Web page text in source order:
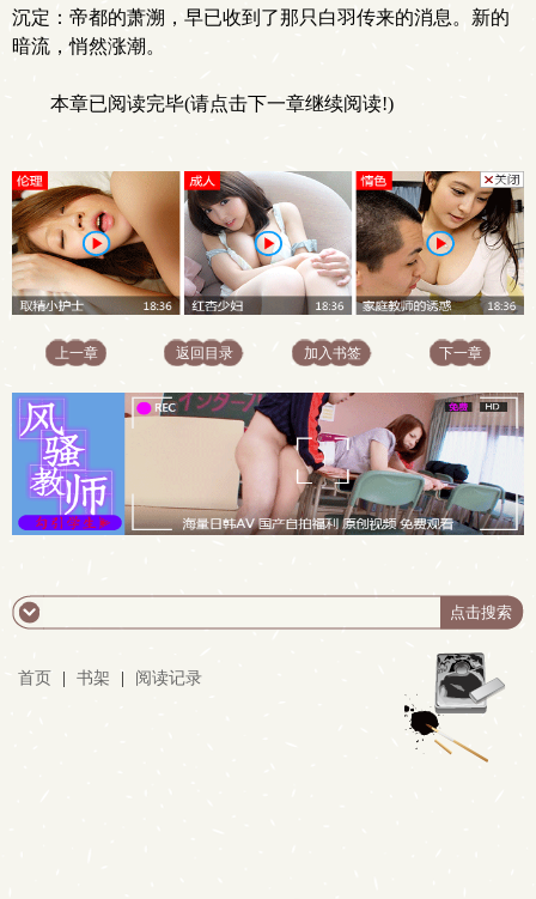
沉定：帝都的萧溯，早已收到了那只白羽传来的消息。新的
暗流，悄然涨潮。
本章已阅读完毕(请点击下一章继续阅读!)
上一章 返回目录 加入书签 下一章
首页 书架 阅读记录